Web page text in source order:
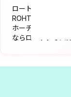
ロートアオハルク
ROHTO AOHAL
ホーチミンで受け
ならロートアオハ